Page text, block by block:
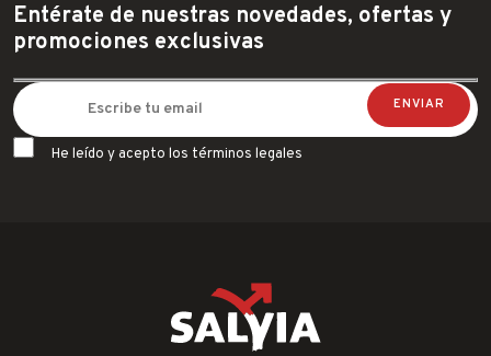
Entérate de nuestras novedades, ofertas y
promociones exclusivas
He leído y acepto los términos legales